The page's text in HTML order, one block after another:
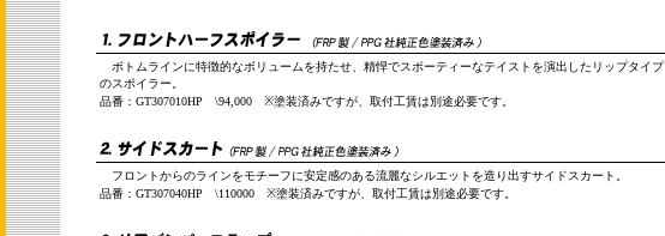
ボトムラインに特徴的なボリュームを持たせ、精悍でスポーティーなテイストを演出したリップタイプ
のスポイラー。
品番：GT307010HP \94,000 ※塗装済みですが、取付工賃は別途必要です。
フロントからのラインをモチーフに安定感のある流麗なシルエットを造り出すサイドスカート。
品番：GT307040HP \110000 ※塗装済みですが、取付工賃は別途必要です。